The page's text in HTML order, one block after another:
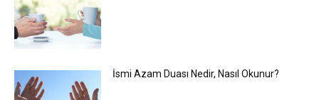
İsmi Azam Duası Nedir, Nasıl Okunur?